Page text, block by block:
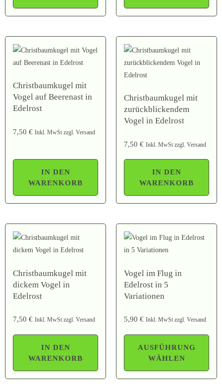
Christbaumkugel mit
Vogel auf Beerenast in
Edelrost
7,50 € Inkl. MwSt zzgl. Versand
IN DEN
WARENKORB
Christbaumkugel mit
zurückblickendem
Vogel in Edelrost
7,50 € Inkl. MwSt zzgl. Versand
IN DEN
WARENKORB
Christbaumkugel mit
dickem Vogel in
Edelrost
7,50 € Inkl. MwSt zzgl. Versand
IN DEN
WARENKORB
Vogel im Flug in
Edelrost in 5
Variationen
5,90 € Inkl. MwSt zzgl. Versand
AUSFÜHRUNG
WÄHLEN